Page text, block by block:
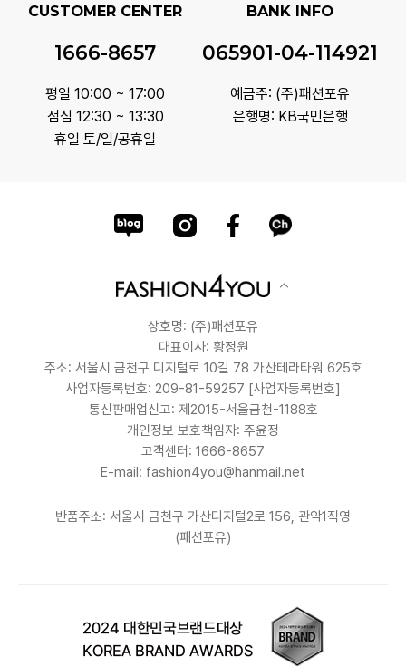
CUSTOMER CENTER
1666-8657
평일 10:00 ~ 17:00
점심 12:30 ~ 13:30
휴일 토/일/공휴일
BANK INFO
065901-04-114921
예금주: (주)패션포유
은행명: KB국민은행
상호명: (주)패션포유
대표이사: 황정원
주소: 서울시 금천구 디지털로 10길 78 가산테라타워 625호
사업자등록번호: 209-81-59257 [사업자등록번호]
통신판매업신고: 제2015-서울금천-1188호
개인정보 보호책임자: 주윤정
고객센터: 1666-8657
E-mail: fashion4you@hanmail.net
반품주소: 서울시 금천구 가산디지털2로 156, 관악1직영
(패션포유)